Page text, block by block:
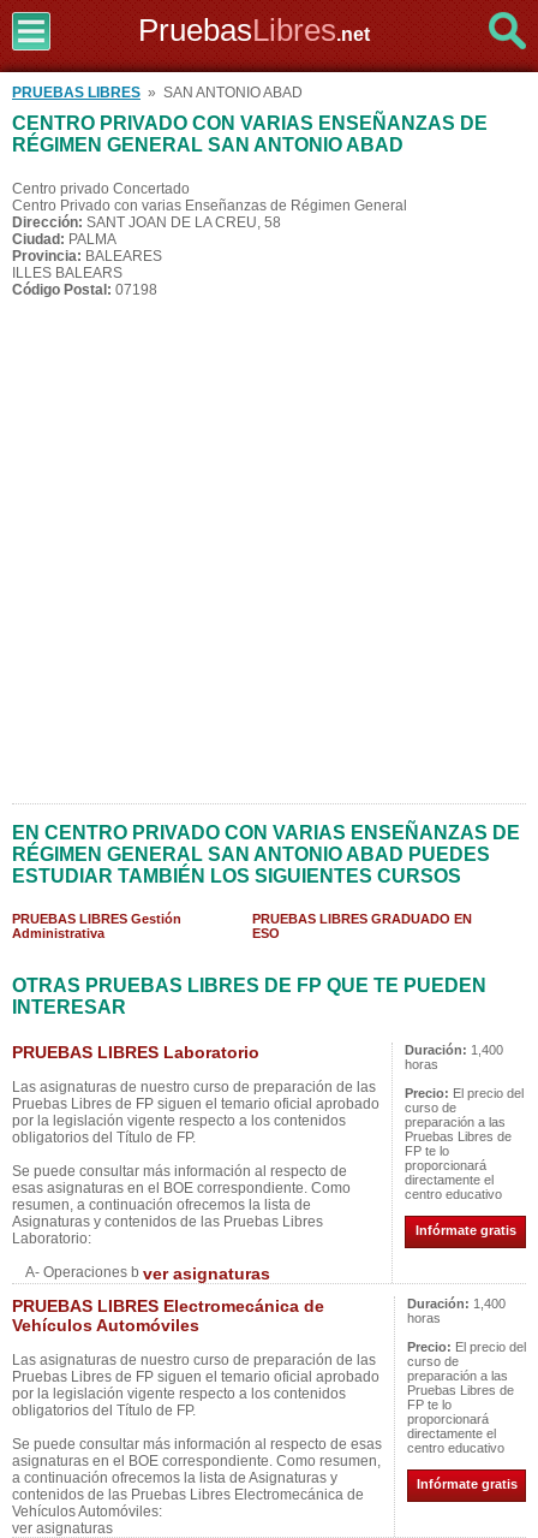
PruebasLibres.net
PRUEBAS LIBRES » SAN ANTONIO ABAD
CENTRO PRIVADO CON VARIAS ENSEÑANZAS DE
RÉGIMEN GENERAL SAN ANTONIO ABAD
Centro privado Concertado
Centro Privado con varias Enseñanzas de Régimen General
Dirección: SANT JOAN DE LA CREU, 58
Ciudad: PALMA
Provincia: BALEARES
ILLES BALEARS
Código Postal: 07198
EN CENTRO PRIVADO CON VARIAS ENSEÑANZAS DE
RÉGIMEN GENERAL SAN ANTONIO ABAD PUEDES
ESTUDIAR TAMBIÉN LOS SIGUIENTES CURSOS
PRUEBAS LIBRES Gestión
Administrativa
PRUEBAS LIBRES GRADUADO EN
ESO
OTRAS PRUEBAS LIBRES DE FP QUE TE PUEDEN
INTERESAR
PRUEBAS LIBRES Laboratorio
Las asignaturas de nuestro curso de preparación de las
Pruebas Libres de FP siguen el temario oficial aprobado
por la legislación vigente respecto a los contenidos
obligatorios del Título de FP.
Se puede consultar más información al respecto de
esas asignaturas en el BOE correspondiente. Como
resumen, a continuación ofrecemos la lista de
Asignaturas y contenidos de las Pruebas Libres
Laboratorio:
A- Operaciones b ver asignaturas
Duración: 1,400
horas
Precio: El precio del
curso de
preparación a las
Pruebas Libres de
FP te lo
proporcionará
directamente el
centro educativo
Infórmate gratis
PRUEBAS LIBRES Electromecánica de
Vehículos Automóviles
Las asignaturas de nuestro curso de preparación de las
Pruebas Libres de FP siguen el temario oficial aprobado
por la legislación vigente respecto a los contenidos
obligatorios del Título de FP.
Se puede consultar más información al respecto de esas
asignaturas en el BOE correspondiente. Como resumen,
a continuación ofrecemos la lista de Asignaturas y
contenidos de las Pruebas Libres Electromecánica de
Vehículos Automóviles:
ver asignaturas
Duración: 1,400
horas
Precio: El precio del
curso de
preparación a las
Pruebas Libres de
FP te lo
proporcionará
directamente el
centro educativo
Infórmate gratis